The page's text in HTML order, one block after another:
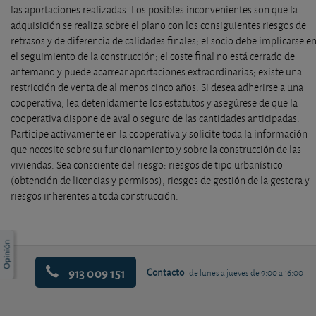
las aportaciones realizadas. Los posibles inconvenientes son que la
adquisición se realiza sobre el plano con los consiguientes riesgos de
retrasos y de diferencia de calidades finales; el socio debe implicarse en
el seguimiento de la construcción; el coste final no está cerrado de
antemano y puede acarrear aportaciones extraordinarias; existe una
restricción de venta de al menos cinco años. Si desea adherirse a una
cooperativa, lea detenidamente los estatutos y asegúrese de que la
cooperativa dispone de aval o seguro de las cantidades anticipadas.
Participe activamente en la cooperativa y solicite toda la información
que necesite sobre su funcionamiento y sobre la construcción de las
viviendas. Sea consciente del riesgo: riesgos de tipo urbanístico
(obtención de licencias y permisos), riesgos de gestión de la gestora y
riesgos inherentes a toda construcción.
913 009 151 Contacto de lunes a jueves de 9:00 a 16:00